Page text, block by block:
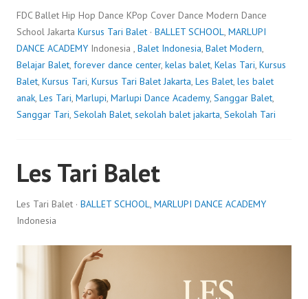
FDC Ballet Hip Hop Dance KPop Cover Dance Modern Dance
School Jakarta Kursus Tari Balet · BALLET SCHOOL, MARLUPI
DANCE ACADEMY Indonesia , Balet Indonesia, Balet Modern,
Belajar Balet, forever dance center, kelas balet, Kelas Tari, Kursus
Balet, Kursus Tari, Kursus Tari Balet Jakarta, Les Balet, les balet
anak, Les Tari, Marlupi, Marlupi Dance Academy, Sanggar Balet,
Sanggar Tari, Sekolah Balet, sekolah balet jakarta, Sekolah Tari
Les Tari Balet
Les Tari Balet · BALLET SCHOOL, MARLUPI DANCE ACADEMY
Indonesia